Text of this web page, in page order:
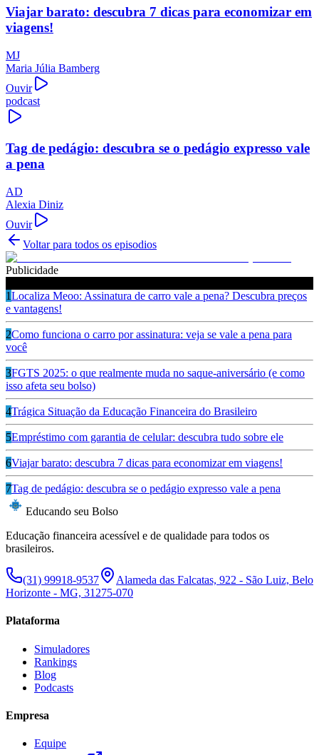
Viajar barato: descubra 7 dicas para economizar em
viagens!
MJ
Maria Júlia Bamberg
Ouvir
podcast
Tag de pedágio: descubra se o pedágio expresso vale
a pena
AD
Alexia Diniz
Ouvir
Voltar para todos os episodios
Publicidade
1Localiza Meoo: Assinatura de carro vale a pena? Descubra preços
e vantagens!
2Como funciona o carro por assinatura: veja se vale a pena para
você
3FGTS 2025: o que realmente muda no saque-aniversário (e como
isso afeta seu bolso)
4Trágica Situação da Educação Financeira do Brasileiro
5Empréstimo com garantia de celular: descubra tudo sobre ele
6Viajar barato: descubra 7 dicas para economizar em viagens!
7Tag de pedágio: descubra se o pedágio expresso vale a pena
Educando seu Bolso
Educação financeira acessível e de qualidade para todos os
brasileiros.
(31) 99918-9537
Alameda das Falcatas, 922 - São Luiz, Belo
Horizonte - MG, 31275-070
Plataforma
Simuladores
Rankings
Blog
Podcasts
Empresa
Equipe